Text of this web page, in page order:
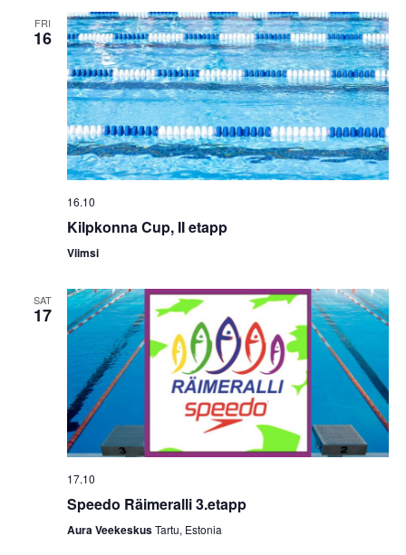
FRI
16
16.10
Kilpkonna Cup, II etapp
Viimsi
SAT
17
17.10
Speedo Räimeralli 3.etapp
Aura VeekeskusTartu, Estonia